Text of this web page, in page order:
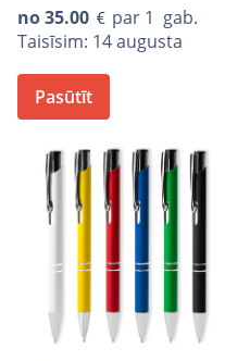
no35.00
par 1 gab.
Taisīsim: 14 augusta
Pasūtīt